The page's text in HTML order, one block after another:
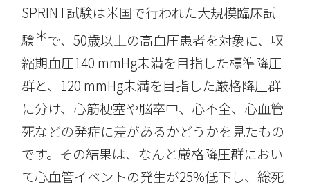
SPRINT試験は米国で行われた大規模臨床試
験＊で、50歳以上の高血圧患者を対象に、収
縮期血圧140 mmHg未満を目指した標準降圧
群と、120 mmHg未満を目指した厳格降圧群
に分け、心筋梗塞や脳卒中、心不全、心血管
死などの発症に差があるかどうかを見たもの
です。その結果は、なんと厳格降圧群におい
て心血管イベントの発生が25%低下し、総死